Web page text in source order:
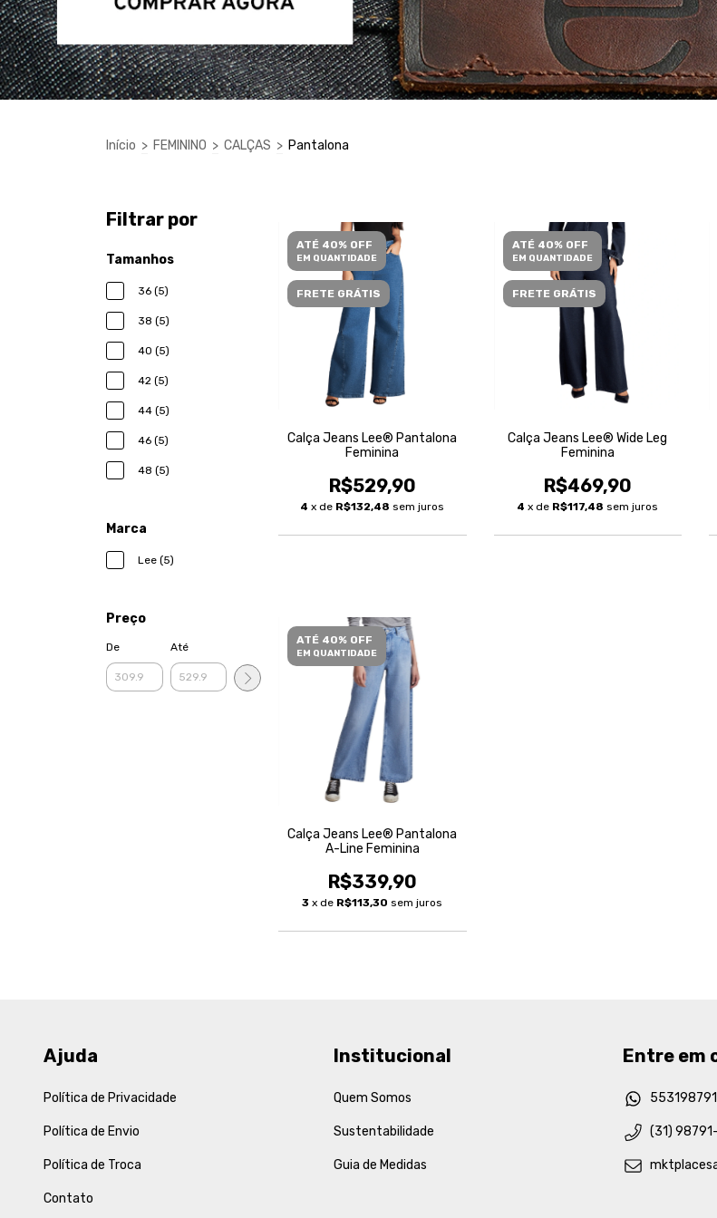
Início > FEMININO > CALÇAS > Pantalona
Filtrar por
Tamanhos
36 (5)
38 (5)
40 (5)
42 (5)
44 (5)
46 (5)
48 (5)
Marca
Lee (5)
Preço
De Até
ATÉ 40% OFF
EM QUANTIDADE
FRETE GRÁTIS
Calça Jeans Lee® Pantalona
Feminina
R$529,90
4 x de R$132,48 sem juros
ATÉ 40% OFF
EM QUANTIDADE
FRETE GRÁTIS
Calça Jeans Lee® Wide Leg
Feminina
R$469,90
4 x de R$117,48 sem juros
ATÉ 40% OFF
EM QUANTIDADE
Calça Jeans Lee® Pantalona
A-Line Feminina
R$339,90
3 x de R$113,30 sem juros
Ajuda
Política de Privacidade
Política de Envio
Política de Troca
Contato
Institucional
Quem Somos
Sustentabilidade
Guia de Medidas
Entre em
(31)